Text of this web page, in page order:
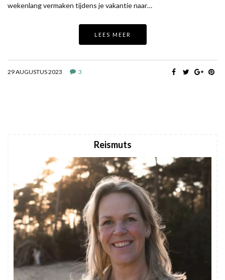
wekenlang vermaken tijdens je vakantie naar…
LEES MEER
29 AUGUSTUS 2023 3
Reismuts